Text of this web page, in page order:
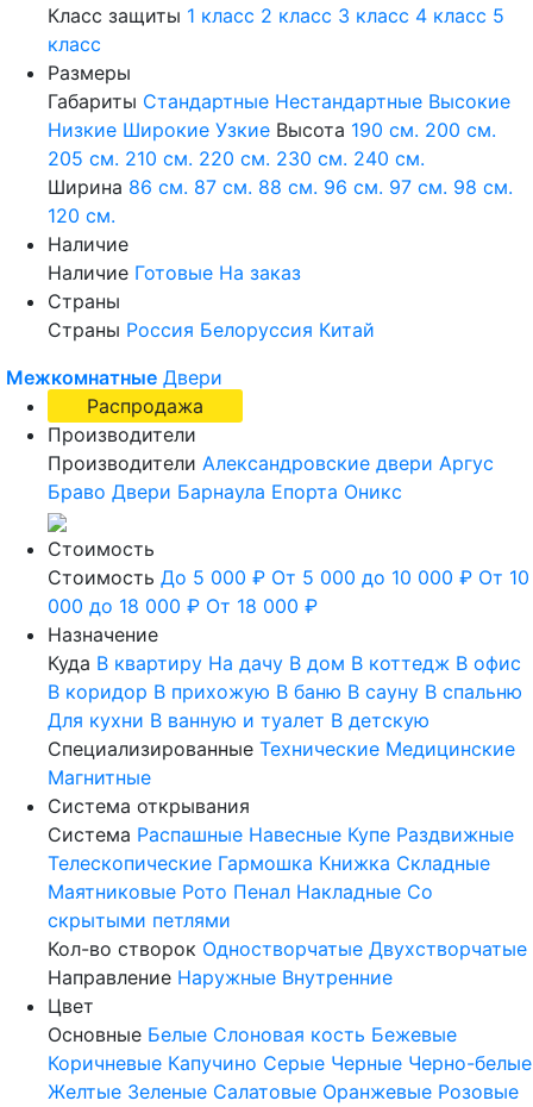
Класс защиты 1 класс 2 класс 3 класс 4 класс 5
класс
Размеры
Габариты Стандартные Нестандартные Высокие
Низкие Широкие Узкие Высота 190 см. 200 см.
205 см. 210 см. 220 см. 230 см. 240 см.
Ширина 86 см. 87 см. 88 см. 96 см. 97 см. 98 см.
120 см.
Наличие
Наличие Готовые На заказ
Страны
Страны Россия Белоруссия Китай
Межкомнатные Двери
Распродажа
Производители
Производители Александровские двери Аргус
Браво Двери Барнаула Епорта Оникс
Стоимость
Стоимость До 5 000 ₽ От 5 000 до 10 000 ₽ От 10
000 до 18 000 ₽ От 18 000 ₽
Назначение
Куда В квартиру На дачу В дом В коттедж В офис
В коридор В прихожую В баню В сауну В спальню
Для кухни В ванную и туалет В детскую
Специализированные Технические Медицинские
Магнитные
Система открывания
Система Распашные Навесные Купе Раздвижные
Телескопические Гармошка Книжка Складные
Маятниковые Рото Пенал Накладные Со
скрытыми петлями
Кол-во створок Одностворчатые Двухстворчатые
Направление Наружные Внутренние
Цвет
Основные Белые Слоновая кость Бежевые
Коричневые Капучино Серые Черные Черно-белые
Желтые Зеленые Салатовые Оранжевые Розовые